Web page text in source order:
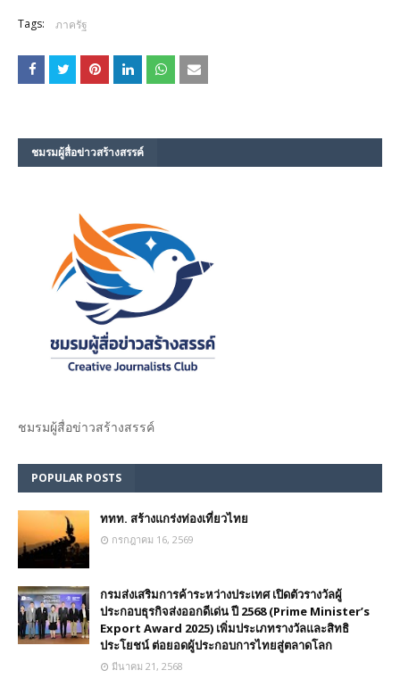
Tags: ภาครัฐ
ชมรม​ผู้สื่อข่าวสร้างสรรค์​
ชมรม​ผู้สื่อข่าวสร้างสรรค์​
POPULAR POSTS
ททท. สร้างแกร่งท่องเที่ยวไทย
กรกฎาคม 16, 2569
กรมส่งเสริมการค้าระหว่างประเทศ เปิดตัวรางวัลผู้
ประกอบธุรกิจส่งออกดีเด่น ปี 2568 (Prime Minister’s
Export Award 2025) เพิ่มประเภทรางวัลและสิทธิ
ประโยชน์ ต่อยอดผู้ประกอบการไทยสู่ตลาดโลก
มีนาคม 21, 2568